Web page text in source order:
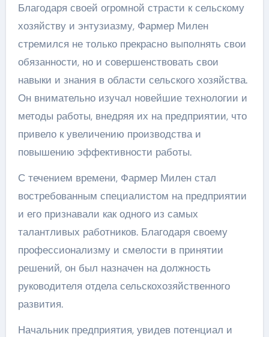
Благодаря своей огромной страсти к сельскому
хозяйству и энтузиазму, Фармер Милен
стремился не только прекрасно выполнять свои
обязанности, но и совершенствовать свои
навыки и знания в области сельского хозяйства.
Он внимательно изучал новейшие технологии и
методы работы, внедряя их на предприятии, что
привело к увеличению производства и
повышению эффективности работы.
С течением времени, Фармер Милен стал
востребованным специалистом на предприятии
и его признавали как одного из самых
талантливых работников. Благодаря своему
профессионализму и смелости в принятии
решений, он был назначен на должность
руководителя отдела сельскохозяйственного
развития.
Начальник предприятия, увидев потенциал и